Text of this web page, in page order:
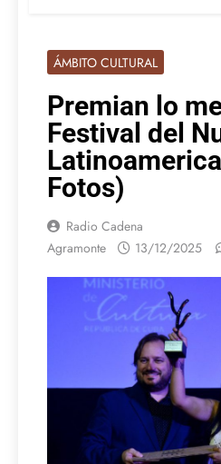
ÁMBITO CULTURAL
Premian lo
Festival del
Fotos)
Radio Cadena
Agramonte
13/12/2025